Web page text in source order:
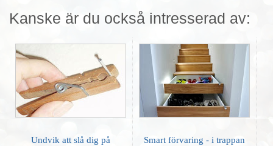
Kanske är du också intresserad av:
Undvik att slå dig på
Smart förvaring - i trappan